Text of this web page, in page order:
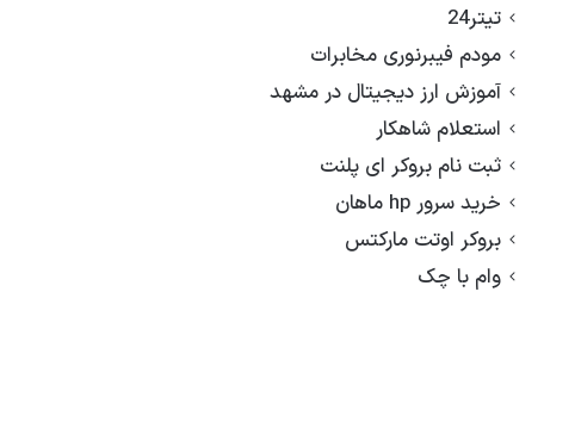
تیتر24
مودم فیبرنوری مخابرات
آموزش ارز دیجیتال در مشهد
استعلام شاهکار
ثبت نام بروکر ای پلنت
خرید سرور hp ماهان
بروکر اوتت مارکتس
وام با چک